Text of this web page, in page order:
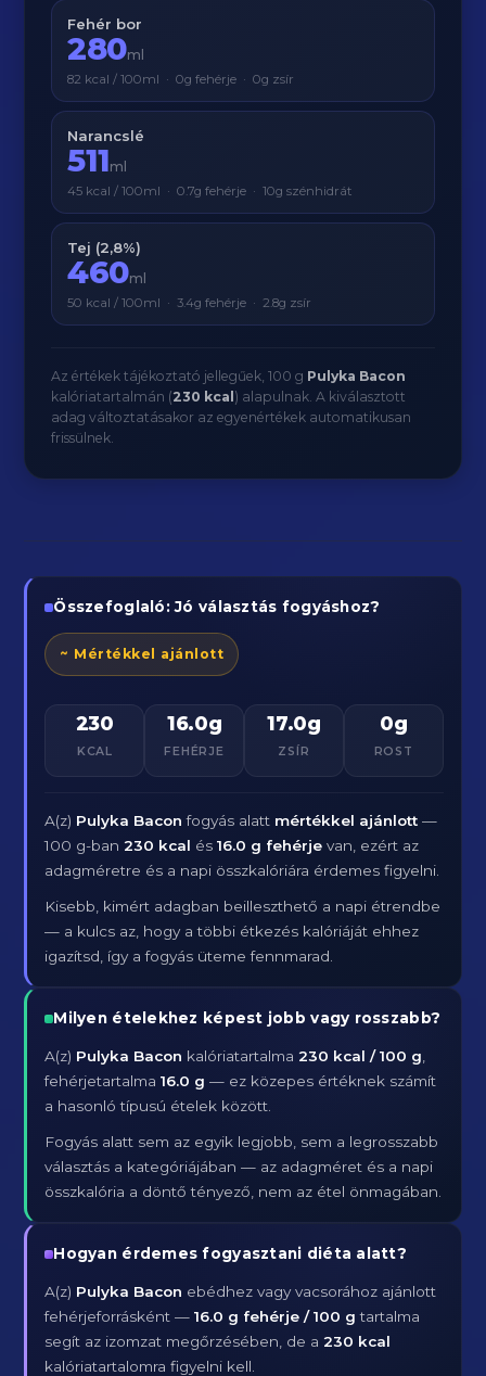
Fehér bor
280ml
82 kcal / 100ml · 0g fehérje · 0g zsír
Narancslé
511ml
45 kcal / 100ml · 0.7g fehérje · 10g szénhidrát
Tej (2,8%)
460ml
50 kcal / 100ml · 3.4g fehérje · 2.8g zsír
Az értékek tájékoztató jellegűek, 100 g Pulyka Bacon
kalóriatartalmán (230 kcal ) alapulnak. A kiválasztott
adag változtatásakor az egyenértékek automatikusan
frissülnek.
Összefoglaló: Jó választás fogyáshoz?
~ Mértékkel ajánlott
230
KCAL
16.0g
FEHÉRJE
17.0g
ZSÍR
0g
ROST
A(z) Pulyka Bacon fogyás alatt mértékkel ajánlott —
100 g-ban230 kcal és16.0 g fehérje van, ezért az
adagméretre és a napi összkalóriára érdemes figyelni.
Kisebb, kimért adagban beilleszthető a napi étrendbe
— a kulcs az, hogy a többi étkezés kalóriáját ehhez
igazítsd, így a fogyás üteme fennmarad.
Milyen ételekhez képest jobb vagy rosszabb?
A(z) Pulyka Bacon kalóriatartalma230 kcal / 100 g
fehérjetartalma16.0 g — ez közepes értéknek számít
a hasonló típusú ételek között.
Fogyás alatt sem az egyik legjobb, sem a legrosszabb
választás a kategóriájában — az adagméret és a napi
összkalória a döntő tényező, nem az étel önmagában.
Hogyan érdemes fogyasztani diéta alatt?
A(z) Pulyka Bacon ebédhez vagy vacsorához ajánlott
fehérjeforrásként —16.0 g fehérje / 100 g tartalma
segít az izomzat megőrzésében, de a230 kcal
kalóriatartalomra figyelni kell.